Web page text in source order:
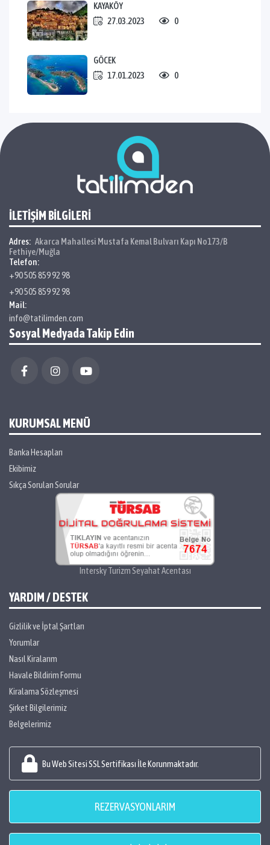
KAYAKÖY
27.03.2023
0
GÖCEK
17.01.2023
0
İLETİŞİM BİLGİLERİ
Adres: Akarca Mahallesi Mustafa Kemal Bulvarı Kapı No173/B
Fethiye/Muğla
Telefon:
+90 505 859 92 98
+90 505 859 92 98
Mail:
info@tatilimden.com
Sosyal Medyada Takip Edin
KURUMSAL MENÜ
Banka Hesapları
Ekibimiz
Sıkça Sorulan Sorular
Intersky Turizm Seyahat Acentası
YARDIM / DESTEK
Gizlilik ve İptal Şartları
Yorumlar
Nasıl Kiralarım
Havale Bildirim Formu
Kiralama Sözleşmesi
Şirket Bilgilerimiz
Belgelerimiz
Bu Web Sitesi SSL Sertifikası İle Korunmaktadır.
REZERVASYONLARIM